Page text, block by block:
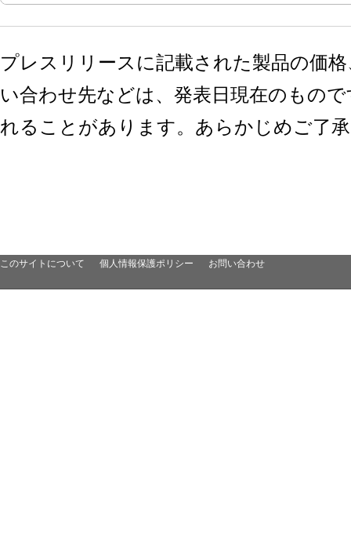
プレスリリースに記載された製品の価
い合わせ先などは、発表日現在のもの
れることがあります。あらかじめご了
このサイトについて 個人情報保護ポリシー お問い合わせ